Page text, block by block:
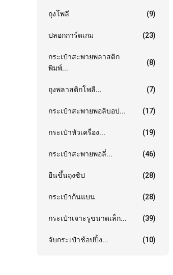
ถุงโพลี (9)
ปลอกการ์ดเกม (23)
กระเป๋าสะพายพลาสติก
พิมพ์...
(8)
ถุงพลาสติกโพลี... (7)
กระเป๋าสะพายพอลิบอป... (17)
กระเป๋าหัวเครื่อง... (19)
กระเป๋าสะพายพอลี่... (46)
ยืนขึ้นถุงซิป (28)
กระเป๋าก้นแบน (28)
กระเป๋าเจาะรูขนาดเล็ก... (39)
จับกระเป๋าช้อปปิ้ง... (10)